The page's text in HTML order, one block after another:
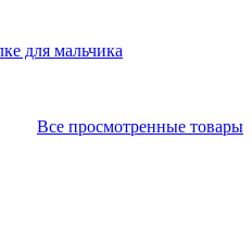
для мальчика
Все просмотренные товары